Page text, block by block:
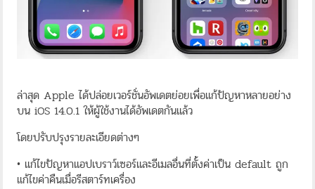
ล่าสุด Apple ได้ปล่อยเวอร์ชั่นอัพเดตย่อยเพื่อแก้ปัญหาหลายอย่าง
บน iOS 14.0.1 ให้ผู้ใช้งานได้อัพเดตกันแล้ว
โดยปรับปรุงรายละเอียดต่างๆ
• แก้ไขปัญหาแอปเบราว์เซอร์และอีเมลอื่นที่ตั้งค่าเป็น default ถูก
แก้ไขค่าคืนเมื่อรีสตาร์ทเครื่อง